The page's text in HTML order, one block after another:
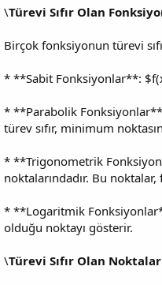
\Türevi Sıfır Olan
Birçok fonksiyonun türevi
* **Sabit Fonksiyonlar**:
* **Parabolik
türev sıfır, minimum
* **Trigonometrik
noktalarındadır. Bu
* **Logaritmik
olduğu noktayı gösterir.
\Türevi Sıfır Olan